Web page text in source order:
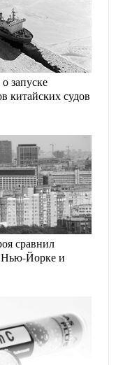
запуске
китайских судов
сравнил
Нью-Йорке и